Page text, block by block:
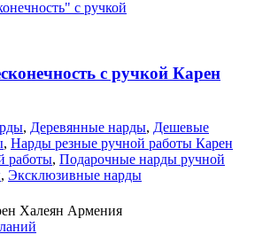
с ручкой Карен
, Деревянные нарды, Дешевые
, Нарды резные ручной работы Карен
работы, Подарочные нарды ручной
, Эксклюзивные нарды
Халеян Армения